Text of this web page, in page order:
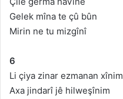
Gelek mîna te çû bûn
Mirin ne tu mizgînî
6
Li çiya zinar ezmanan xînim
Axa jindarî jê hilweşînim